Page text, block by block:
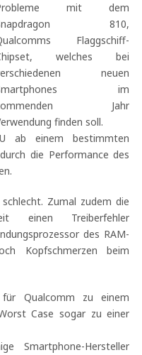
mit dem
810,
Flaggschiff-
welches bei
neuen
im
Jahr
finden soll.
ab einem bestimmten
die Performance des
Zumal zudem die
einen Treiberfehler
des RAM-
Kopfschmerzen beim
für Qualcomm zu einem
Case sogar zu einer
Smartphone-Hersteller